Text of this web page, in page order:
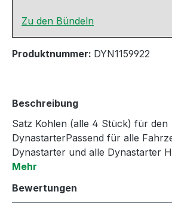
Zu den Bündeln
Produktnummer: DYN1159922
Beschreibung
Satz Kohlen (alle 4 Stück) für den
DynastarterPassend für alle
Dynastarter und alle Dynastarter
Mehr
Bewertungen